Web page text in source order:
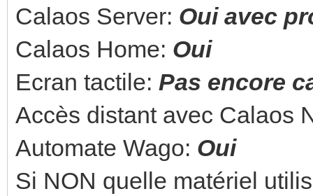
Calaos Server: Oui avec
Calaos Home: Oui
Ecran tactile: Pas encore
Accès distant avec Calaos
Automate Wago: Oui
Si NON quelle matériel